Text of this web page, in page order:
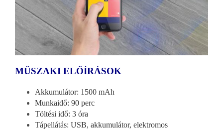
MŰSZAKI ELŐÍRÁSOK
Akkumulátor: 1500 mAh
Munkaidő: 90 perc
Töltési idő: 3 óra
Tápellátás: USB, akkumulátor, elektromos